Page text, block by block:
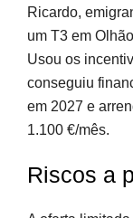
Ricardo,
um T3 em
Usou os
conseguiu
em 2027 e
1.100 €/mês.
Riscos a